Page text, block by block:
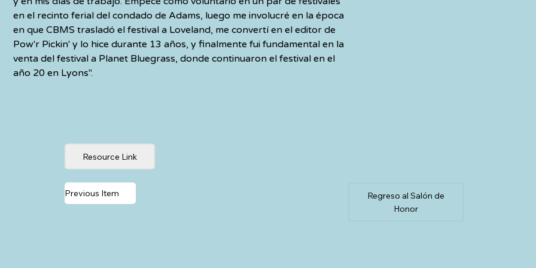
en el recinto ferial del condado de Adams, luego me involucré en la época
en que CBMS trasladó el festival a Loveland, me convertí en el editor de
Pow'r Pickin' y lo hice durante 13 años, y finalmente fui fundamental en la
venta del festival a Planet Bluegrass, donde continuaron el festival en el
año 20 en Lyons".
Resource Link
Previous Item
Regreso al Salón de
Honor